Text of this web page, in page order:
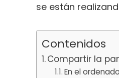
se están
Contenidos
Compartir la
En el